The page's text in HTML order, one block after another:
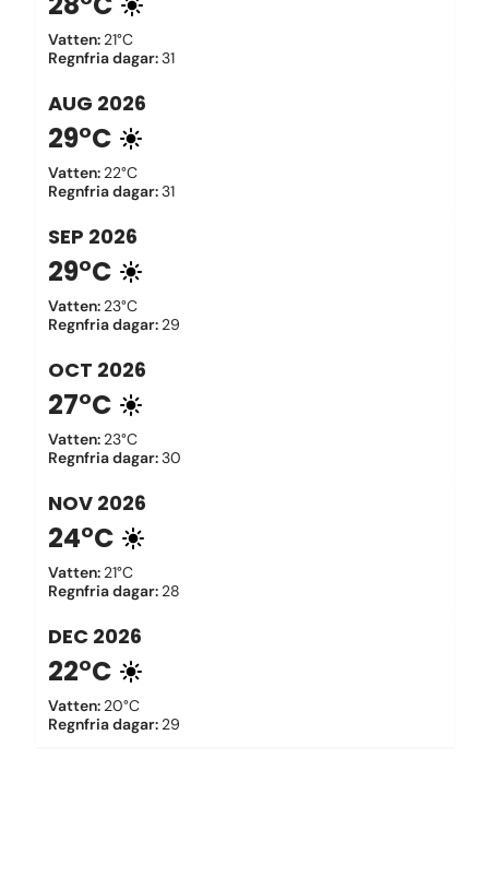
Vatten: 21°C
Regnfria dagar:31
AUG 2026
29°C
Vatten: 22°C
Regnfria dagar:31
SEP 2026
29°C
Vatten: 23°C
Regnfria dagar: 29
OCT 2026
27°C
Vatten: 23°C
Regnfria dagar:30
NOV 2026
24°C
Vatten: 21°C
Regnfria dagar: 28
DEC 2026
22°C
Vatten: 20°C
Regnfria dagar: 29